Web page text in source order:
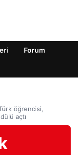
Forum
öğrencisi,
açtı